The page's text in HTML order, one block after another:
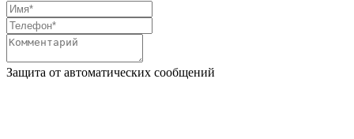
Защита от автоматических сообщений